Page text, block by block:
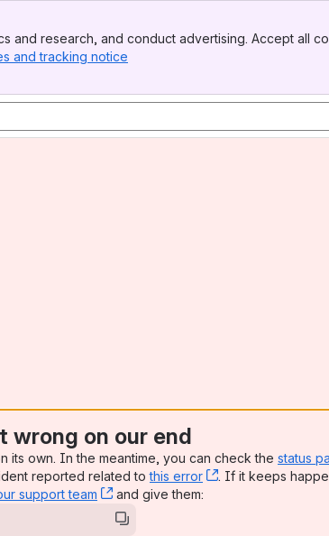
and research, and conduct advertising. Accept all
and tracking notice
wrong on our end
its own. In the meantime, you can check the status
reported related tothis error , (opens new
. If it keeps
support team , (opens new window)
and give them: